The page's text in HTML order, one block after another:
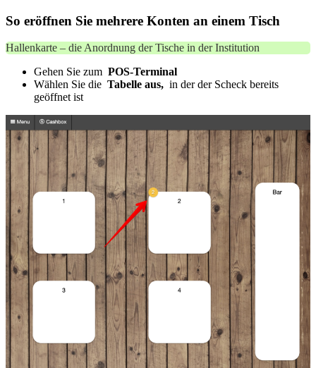
So eröffnen Sie mehrere Konten an einem Tisch
Hallenkarte – die Anordnung der Tische in der Institution
Gehen Sie zum POS-Terminal
Wählen Sie die Tabelle aus, in der der Scheck bereits
geöffnet ist